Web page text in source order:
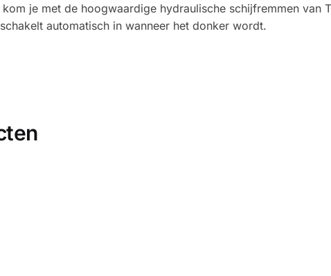
je met de hoogwaardige hydraulische schijfremmen van
automatisch in wanneer het donker wordt.